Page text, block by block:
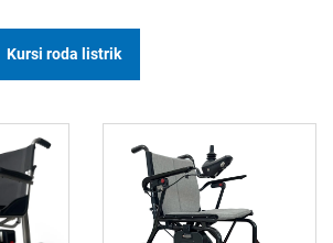
Kursi roda listrik